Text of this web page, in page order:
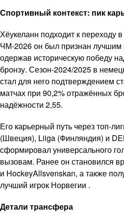
Спортивный контекст: пик
Хёукеланн подходит к переходу
ЧМ-2026 он был признан лучшим
одержав историческую победу
бронзу. Сезон-2024/2025 в
стал для него подтверждением
матчах при 90,2% отражённых
надёжности 2,55.
Его карьерный путь через топ-
(Швеция), Liiga (Финляндия) и
сформировал универсального
вызовам. Ранее он становился
и HockeyAllsvenskan, а также
лучший игрок Норвегии .
Детали трансфера